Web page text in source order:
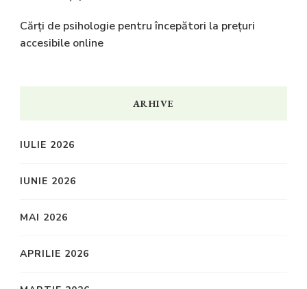
Cărți de psihologie pentru începători la prețuri
accesibile online
ARHIVE
IULIE 2026
IUNIE 2026
MAI 2026
APRILIE 2026